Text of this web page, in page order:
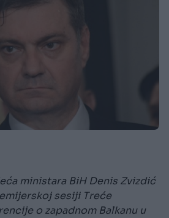
ministara BiH Denis Zvizdić
sesiji Treće
o zapadnom Balkanu u